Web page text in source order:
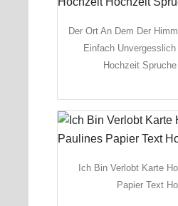
Der Ort An Dem Der
Einfach
Hochzeit
Ich Bin Verlobt Karte
Papier Text